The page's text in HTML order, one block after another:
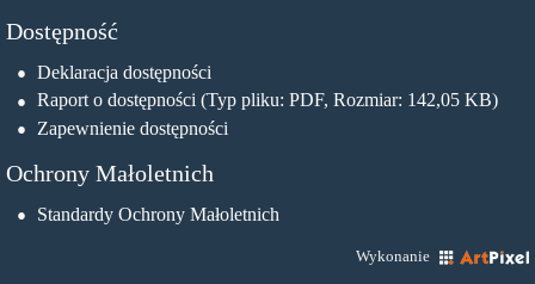
Dostępność
Deklaracja dostępności
Raport o dostępności (Typ pliku: PDF, Rozmiar: 142,05 KB)
Zapewnienie dostępności
Ochrony Małoletnich
Standardy Ochrony Małoletnich
Wykonanie